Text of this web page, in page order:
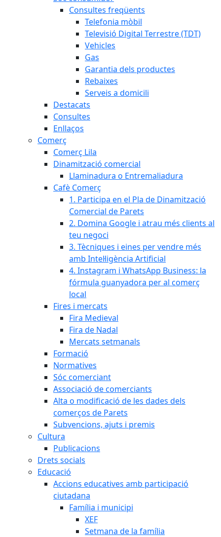
Consultes freqüents
Telefonia mòbil
Televisió Digital Terrestre (TDT)
Vehicles
Gas
Garantia dels productes
Rebaixes
Serveis a domicili
Destacats
Consultes
Enllaços
Comerç
Comerç Lila
Dinamització comercial
Llaminadura o Entremaliadura
Cafè Comerç
1. Participa en el Pla de Dinamització
Comercial de Parets
2. Domina Google i atrau més clients al
teu negoci
3. Tècniques i eines per vendre més
amb Intel·ligència Artificial
4. Instagram i WhatsApp Business: la
fórmula guanyadora per al comerç
local
Fires i mercats
Fira Medieval
Fira de Nadal
Mercats setmanals
Formació
Normatives
Sóc comerciant
Associació de comerciants
Alta o modificació de les dades dels
comerços de Parets
Subvencions, ajuts i premis
Cultura
Publicacions
Drets socials
Educació
Accions educatives amb participació
ciutadana
Família i municipi
XEF
Setmana de la família